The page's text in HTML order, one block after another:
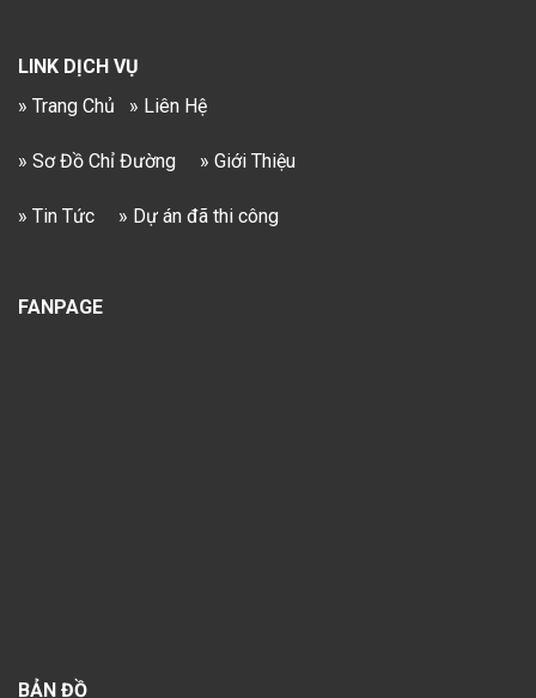
LINK DỊCH VỤ
» Trang Chủ
» Liên Hệ
» Sơ Đồ Chỉ Đường » Giới Thiệu
» Tin Tức » Dự án đã thi công
FANPAGE
BẢN ĐỒ